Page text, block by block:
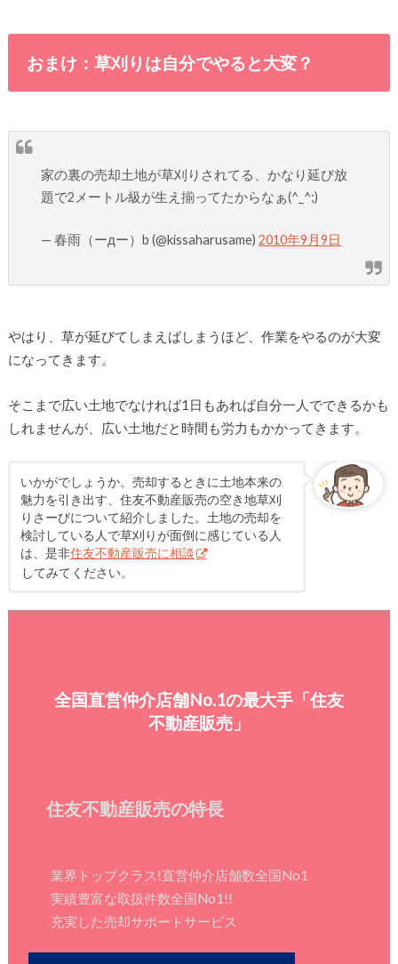
おまけ：草刈りは自分でやると大変？
家の裏の売却土地が草刈りされてる、かなり延び放
題で2メートル級が生え揃ってたからなぁ(^_^;)
— 春雨（ーдー）b (@kissaharusame)2010年9月9日
やはり、草が延びてしまえばしまうほど、作業をやるのが大変
になってきます。
そこまで広い土地でなければ1日もあれば自分一人でできるかも
しれませんが、広い土地だと時間も労力もかかってきます。
いかがでしょうか。売却するときに土地本来の
魅力を引き出す、住友不動産販売の空き地草刈
りさーびについて紹介しました。土地の売却を
検討している人で草刈りが面倒に感じている人
は、是非住友不動産販売に相談
してみてください。
全国直営仲介店舗No.1の最大手「住友
不動産販売」
住友不動産販売の特長
業界トップクラス!直営仲介店舗数全国No1
実績豊富な取扱件数全国No1!!
充実した売却サポートサービス